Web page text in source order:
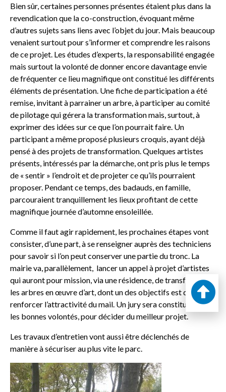
Bien sûr, certaines personnes présentes étaient plus dans la
revendication que la co-construction, évoquant même
d’autres sujets sans liens avec l’objet du jour. Mais beaucoup
venaient surtout pour s’informer et comprendre les raisons
de ce projet. Les études d’experts, la responsabilité engagée
mais surtout la volonté de donner encore davantage envie
de fréquenter ce lieu magnifique ont constitué les différents
éléments de présentation. Une fiche de participation a été
remise, invitant à parrainer un arbre, à participer au comité
de pilotage qui gérera la transformation mais, surtout, à
exprimer des idées sur ce que l’on pourrait faire. Un
participant a même proposé plusieurs croquis, ayant déjà
pensé à des projets de transformation. Quelques artistes
présents, intéressés par la démarche, ont pris plus le temps
de « sentir » l’endroit et de projeter ce qu’ils pourraient
proposer. Pendant ce temps, des badauds, en famille,
parcouraient tranquillement les lieux profitant de cette
magnifique journée d’automne ensoleillée.
Comme il faut agir rapidement, les prochaines étapes vont
consister, d’une part, à se renseigner auprès des techniciens
pour savoir si l’on peut conserver une partie du tronc. La
mairie va, parallèlement, lancer un appel à projet d’artistes
qui auront pour mission, via une résidence, de transformer
les arbres en œuvre d’art, dont un des objectifs est de
renforcer l’attractivité du mail. Un jury sera constitué, avec
les bonnes volontés, pour décider du meilleur projet.
Les travaux d’entretien vont aussi être déclenchés de
manière à sécuriser au plus vite le parc.